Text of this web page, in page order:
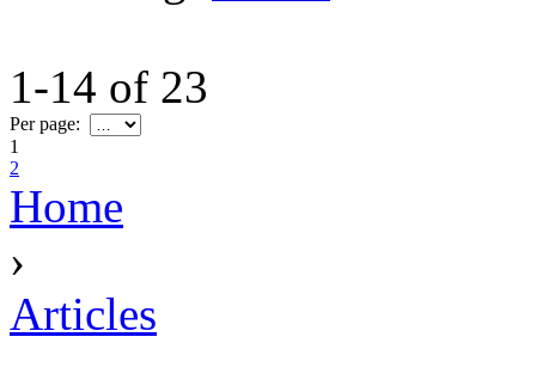
1-14 of 23
Per page:
1
2
Home
›
Articles